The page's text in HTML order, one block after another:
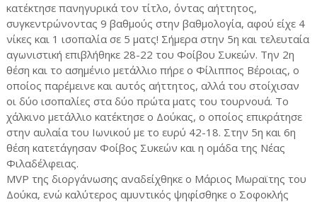
κατέκτησε πανηγυρικά τον τίτλο, όντας αήττητος,
συγκεντρώνοντας 9 βαθμούς στην βαθμολογία, αφού είχε 4
νίκες και 1 ισοπαλία σε 5 ματς! Σήμερα στην 5η και τελευταία
αγωνιστική επιβλήθηκε 28-22 του Φοίβου Συκεών. Την 2η
θέση και το ασημένιο μετάλλιο πήρε ο Φίλιππος Βέροιας, ο
οποίος παρέμεινε και αυτός αήττητος, αλλά του στοίχισαν
οι δύο ισοπαλίες στα δύο πρώτα ματς του τουρνουά. Το
χάλκινο μετάλλιο κατέκτησε ο Δούκας, ο οποίος επικράτησε
στην αυλαία του Ιωνικού με το ευρύ 42-18. Στην 5η και 6η
θέση κατετάγησαν Φοίβος Συκεών και η ομάδα της Νέας
Φιλαδέλφειας.
MVP της διοργάνωσης αναδείχθηκε ο Μάριος Μωραϊτης του
Δούκα, ενώ καλύτερος αμυντικός ψηφίσθηκε ο Σοφοκλής